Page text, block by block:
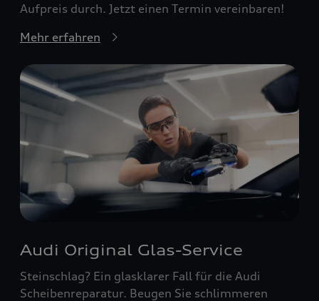
Aufpreis durch. Jetzt einen Termin vereinbaren!
Mehr erfahren
Audi Original Glas-Service
Steinschlag? Ein glasklarer Fall für die Audi
Scheibenreparatur. Beugen Sie schlimmeren